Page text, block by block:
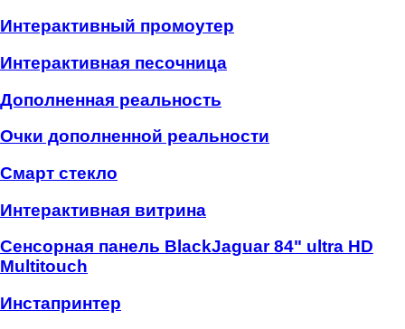
Интерактивный промоутер
Интерактивная песочница
Дополненная реальность
Очки дополненной реальности
Смарт стекло
Интерактивная витрина
Сенсорная панель BlackJaguar 84" ultra HD
Multitouch
Инстапринтер